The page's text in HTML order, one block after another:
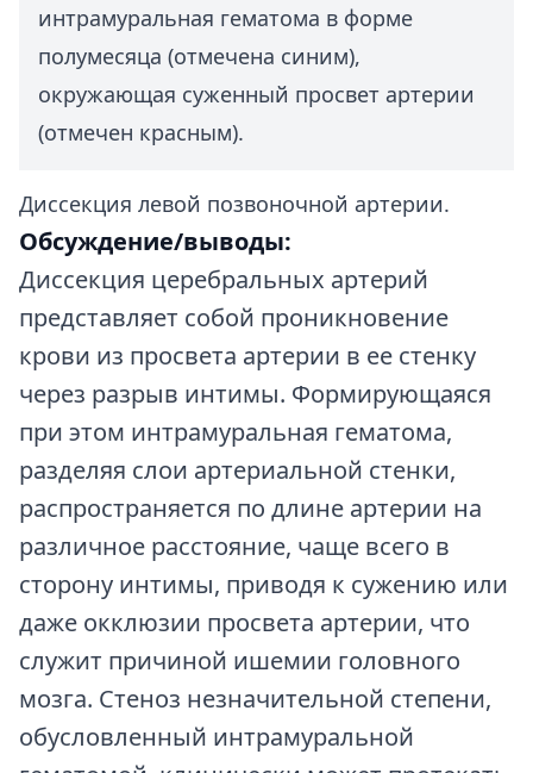
интрамуральная гематома в форме
полумесяца (отмечена синим),
окружающая суженный просвет артерии
(отмечен красным).
Диссекция левой позвоночной артерии.
Обсуждение/выводы:
Диссекция церебральных артерий
представляет собой проникновение
крови из просвета артерии в ее стенку
через разрыв интимы. Формирующаяся
при этом интрамуральная гематома,
разделяя слои артериальной стенки,
распространяется по длине артерии на
различное расстояние, чаще всего в
сторону интимы, приводя к сужению или
даже окклюзии просвета артерии, что
служит причиной ишемии головного
мозга. Стеноз незначительной степени,
обусловленный интрамуральной